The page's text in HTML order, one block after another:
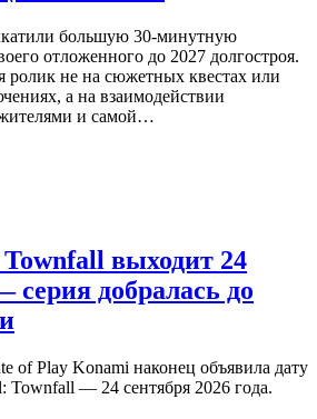
большую 30-минутную
отложенного до 2027 долгостроя.
ролик не на сюжетных квестах или
а на взаимодействии
и самой…
выходит 24
серия добралась до
of Play Konami наконец объявила дату
Townfall — 24 сентября 2026 года.